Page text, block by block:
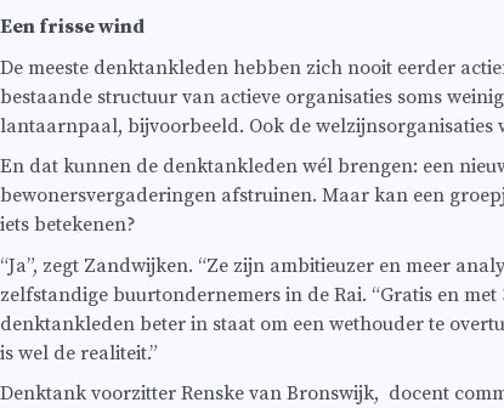
Een frisse wind
De meeste denktankleden hebben zich nooit eerder
bestaande structuur van actieve organisaties soms
lantaarnpaal, bijvoorbeeld. Ook de
En dat kunnen de denktankleden wél brengen: een
bewonersvergaderingen afstruinen. Maar kan een
iets betekenen?
“Ja”, zegt Zandwijken. “Ze zijn ambitieuzer en meer
zelfstandige buurtondernemers in de Rai. “Gratis en
denktankleden beter in staat om een wethouder te
is wel de realiteit.”
Denktank voorzitter Renske van Bronswijk, docent